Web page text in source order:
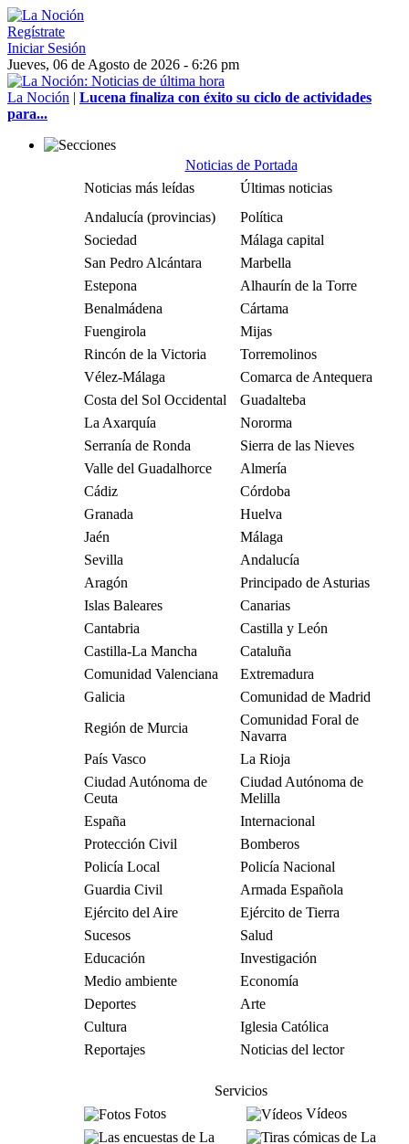
Regístrate
Iniciar Sesión
Jueves, 06 de Agosto de 2026 - 6:26 pm
La Noción | Lucena finaliza con éxito su ciclo de actividades
para...
Noticias de Portada
Noticias más leídas
Últimas noticias
Andalucía (provincias)
Política
Sociedad
Málaga capital
San Pedro Alcántara
Marbella
Estepona
Alhaurín de la Torre
Benalmádena
Cártama
Fuengirola
Mijas
Rincón de la Victoria
Torremolinos
Vélez-Málaga
Comarca de Antequera
Costa del Sol Occidental
Guadalteba
La Axarquía
Nororma
Serranía de Ronda
Sierra de las Nieves
Valle del Guadalhorce
Almería
Cádiz
Córdoba
Granada
Huelva
Jaén
Málaga
Sevilla
Andalucía
Aragón
Principado de Asturias
Islas Baleares
Canarias
Cantabria
Castilla y León
Castilla-La Mancha
Cataluña
Comunidad Valenciana
Extremadura
Galicia
Comunidad de Madrid
Región de Murcia
Comunidad Foral de
Navarra
País Vasco
La Rioja
Ciudad Autónoma de
Ceuta
Ciudad Autónoma de
Melilla
España
Internacional
Protección Civil
Bomberos
Policía Local
Policía Nacional
Guardia Civil
Armada Española
Ejército del Aire
Ejército de Tierra
Sucesos
Salud
Educación
Investigación
Medio ambiente
Economía
Deportes
Arte
Cultura
Iglesia Católica
Reportajes
Noticias del lector
Servicios
Fotos
Vídeos